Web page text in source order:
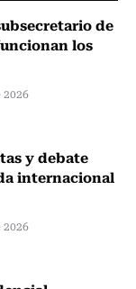
de
los
y debate
internacional